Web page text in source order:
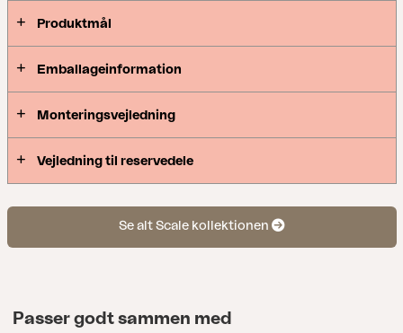
Produktmål
Emballageinformation
Monteringsvejledning
Vejledning til reservedele
Se alt Scale kollektionen
Passer godt sammen med